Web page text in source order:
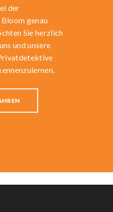
der
genau
Sie herzlich
und unsere